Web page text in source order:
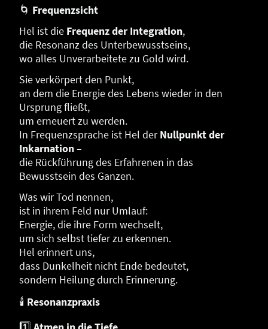
🌀 Frequenzsicht
Hel ist die Frequenz der Integration,
die Resonanz des Unterbewusstseins,
wo alles Unverarbeitete zu Gold wird.
Sie verkörpert den Punkt,
an dem die Energie des Lebens wieder in den
Ursprung fließt,
um erneuert zu werden.
In Frequenzsprache ist Hel derNullpunkt der
Inkarnation–
die Rückführung des Erfahrenen in das
Bewusstsein des Ganzen.
Was wir Tod nennen,
ist in ihrem Feld nur Umlauf:
Energie, die ihre Form wechselt,
um sich selbst tiefer zu erkennen.
Hel erinnert uns,
dass Dunkelheit nicht Ende bedeutet,
sondern Heilung durch Erinnerung.
🕯 Resonanzpraxis